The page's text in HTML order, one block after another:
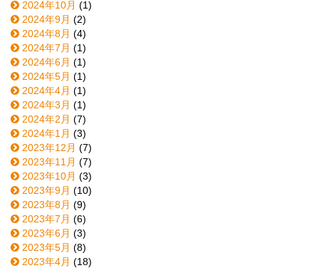
2024年10月 (1)
2024年9月 (2)
2024年8月 (4)
2024年7月 (1)
2024年6月 (1)
2024年5月 (1)
2024年4月 (1)
2024年3月 (1)
2024年2月 (7)
2024年1月 (3)
2023年12月 (7)
2023年11月 (7)
2023年10月 (3)
2023年9月 (10)
2023年8月 (9)
2023年7月 (6)
2023年6月 (3)
2023年5月 (8)
2023年4月 (18)